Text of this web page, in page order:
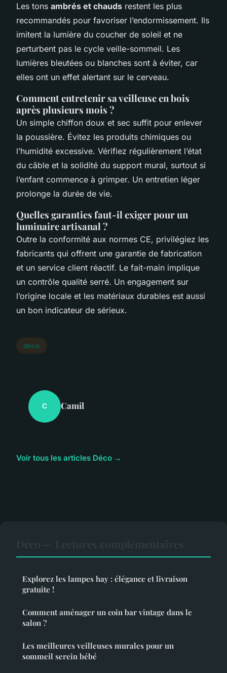
Les tons ambrés et chauds restent les plus
recommandés pour favoriser l’endormissement. Ils
imitent la lumière du coucher de soleil et ne
perturbent pas le cycle veille-sommeil. Les
lumières bleutées ou blanches sont à éviter, car
elles ont un effet alertant sur le cerveau.
Comment entretenir sa veilleuse en bois
après plusieurs mois ?
Un simple chiffon doux et sec suffit pour enlever
la poussière. Évitez les produits chimiques ou
l’humidité excessive. Vérifiez régulièrement l’état
du câble et la solidité du support mural, surtout si
l’enfant commence à grimper. Un entretien léger
prolonge la durée de vie.
Quelles garanties faut-il exiger pour un
luminaire artisanal ?
Outre la conformité aux normes CE, privilégiez les
fabricants qui offrent une garantie de fabrication
et un service client réactif. Le fait-main implique
un contrôle qualité serré. Un engagement sur
l’origine locale et les matériaux durables est aussi
un bon indicateur de sérieux.
deco
C Camil
Voir tous les articles Déco →
Explorez les lampes hay : élégance et livraison
gratuite !
Comment aménager un coin bar vintage dans le
salon ?
Les meilleures veilleuses murales pour un
sommeil serein bébé